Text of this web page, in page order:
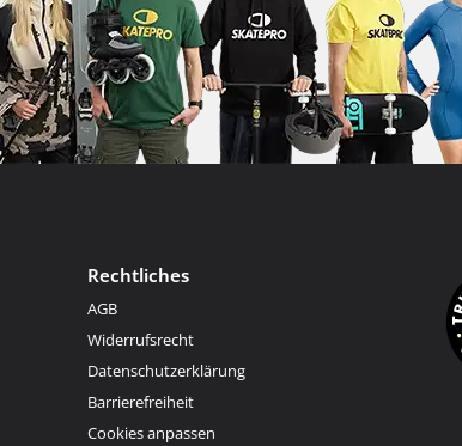
Rechtliches
AGB
Widerrufsrecht
Datenschutzerklärung
Barrierefreiheit
Cookies anpassen